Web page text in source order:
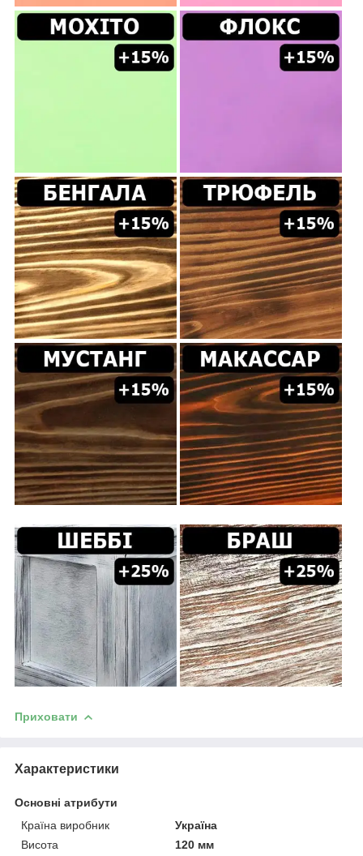
Приховати
Характеристики
Основні атрибути
Країна виробник
Україна
Висота
120 мм